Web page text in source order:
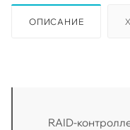
ОПИСАНИЕ
RAID-